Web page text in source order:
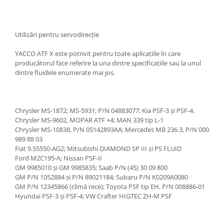
Utilizări pentru servodirecție
YACCO ATF X este potrivit pentru toate aplicațiile în care
producătorul face referire la una dintre specificațiile sau la unul
dintre fluidele enumerate mai jos.
Chrysler MS-1872; MS-5931; P/N 04883077; Kia PSF-3 și PSF-4.
Chrysler MS-9602, MOPAR ATF +4; MAN 339 tip L-1
Chrysler MS-10838, P/N 05142893AA; Mercedes MB 236.3, P/N 000
989 88 03
Fiat 9.55550-AG2; Mitsubishi DIAMOND SP III și PS FLUID
Ford M2C195-A; Nissan PSF-II
GM 9985010 și GM 9985835; Saab P/N (45) 30 09 800
GM P/N 1052884 și P/N 89021184; Subaru P/N K0209A0080
GM P/N 12345866 (climă rece); Toyota PSF tip EH, P/N 008886-01
Hyundai PSF-3 și PSF-4; VW Crafter HIGTEC ZH-M PSF